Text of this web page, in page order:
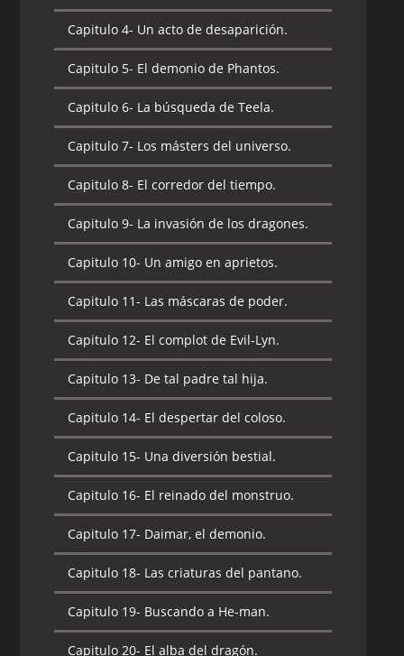
Capitulo 4- Un acto de desaparición.
Capitulo 5- El demonio de Phantos.
Capitulo 6- La búsqueda de Teela.
Capitulo 7- Los másters del universo.
Capitulo 8- El corredor del tiempo.
Capitulo 9- La invasión de los dragones.
Capitulo 10- Un amigo en aprietos.
Capitulo 11- Las máscaras de poder.
Capitulo 12- El complot de Evil-Lyn.
Capitulo 13- De tal padre tal hija.
Capitulo 14- El despertar del coloso.
Capitulo 15- Una diversión bestial.
Capitulo 16- El reinado del monstruo.
Capitulo 17- Daimar, el demonio.
Capitulo 18- Las criaturas del pantano.
Capitulo 19- Buscando a He-man.
Capitulo 20- El alba del dragón.